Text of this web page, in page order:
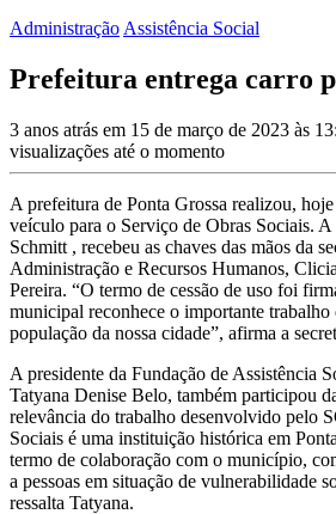
Administração Assistência Social
Prefeitura entrega carro
3 anos atrás em 15 de março de 2023 às
visualizações até o momento
A prefeitura de Ponta Grossa realizou,
veículo para o Serviço de Obras Sociais.
Schmitt , recebeu as chaves das mãos da
Administração e Recursos Humanos,
Pereira. “O termo de cessão de uso foi
municipal reconhece o importante trabalho
população da nossa cidade”, afirma a
A presidente da Fundação de Assistência
Tatyana Denise Belo, também participou
relevância do trabalho desenvolvido pelo
Sociais é uma instituição histórica em
termo de colaboração com o município,
a pessoas em situação de vulnerabilidade
ressalta Tatyana.